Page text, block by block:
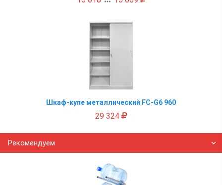
Шкаф-купе металлический FC-G6 960
29 324
Рекомендуем